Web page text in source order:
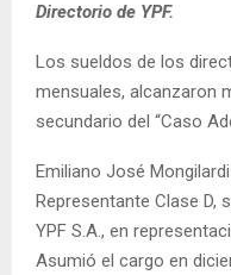
Directorio de YPF.
Los sueldos de los
mensuales, alcanzaron
secundario del “Caso
Emiliano José
Representante Clase D,
YPF S.A., en
Asumió el cargo en